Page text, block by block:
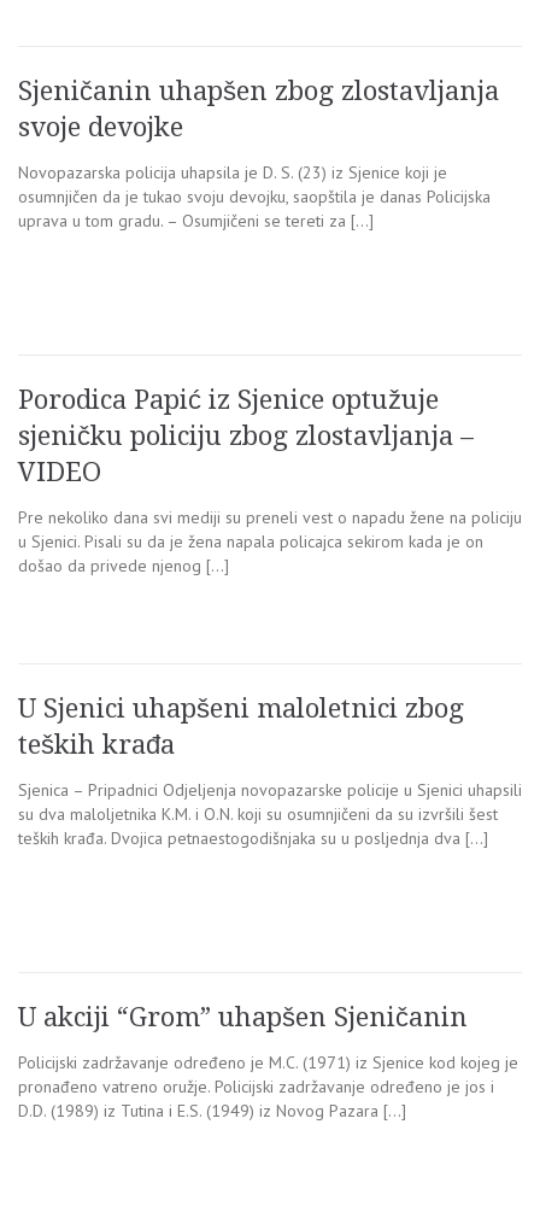
Sjeničanin uhapšen zbog zlostavljanja
svoje devojke
Novopazarska policija uhapsila je D. S. (23) iz Sjenice koji je
osumnjičen da je tukao svoju devojku, saopštila je danas Policijska
uprava u tom gradu. – Osumjičeni se tereti za […]
Porodica Papić iz Sjenice optužuje
sjeničku policiju zbog zlostavljanja –
VIDEO
Pre nekoliko dana svi mediji su preneli vest o napadu žene na policiju
u Sjenici. Pisali su da je žena napala policajca sekirom kada je on
došao da privede njenog […]
U Sjenici uhapšeni maloletnici zbog
teških krađa
Sjenica – Pripadnici Odjeljenja novopazarske policije u Sjenici uhapsili
su dva maloljetnika K.M. i O.N. koji su osumnjičeni da su izvršili šest
teških krađa. Dvojica petnaestogodišnjaka su u posljednja dva […]
U akciji “Grom” uhapšen Sjeničanin
Policijski zadržavanje određeno je M.C. (1971) iz Sjenice kod kojeg je
pronađeno vatreno oružje. Policijski zadržavanje određeno je jos i
D.D. (1989) iz Tutina i E.S. (1949) iz Novog Pazara […]